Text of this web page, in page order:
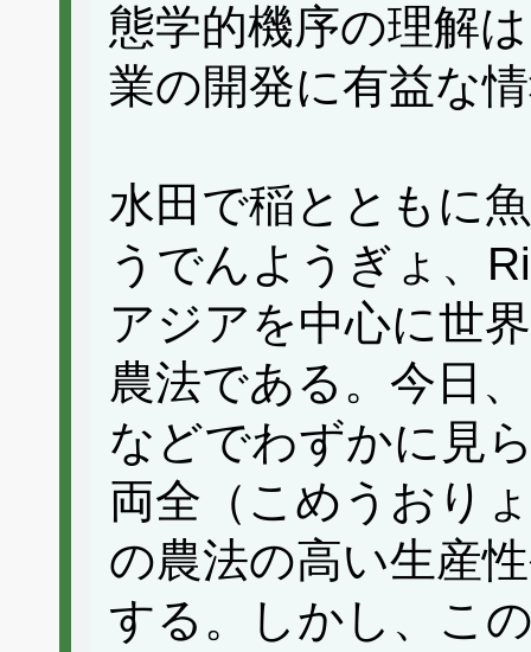
態学的機序の理解
業の開発に有益な
水田で稲とともに
うでんようぎょ、
アジアを中心に世
農法である。今日
などでわずかに見
両全（こめうおり
の農法の高い生産
する。しかし、こ